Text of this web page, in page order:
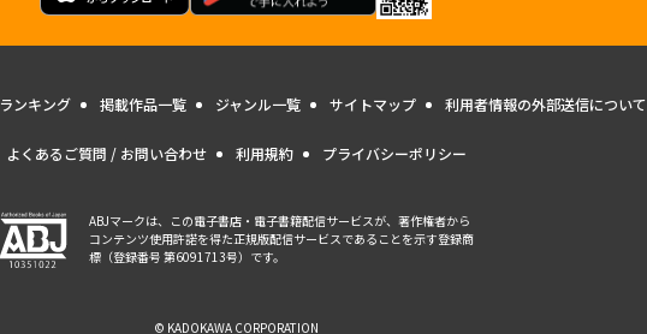
ランキング 掲載作品一覧 ジャンル一覧 サイトマップ 利用者情報の外部送信について
よくあるご質問 / お問い合わせ 利用規約 プライバシーポリシー
ABJマークは、この電子書店・電子書籍配信サービスが、著作権者から
コンテンツ使用許諾を得た正規版配信サービスであることを示す登録商
標（登録番号 第6091713号）です。
© KADOKAWA CORPORATION